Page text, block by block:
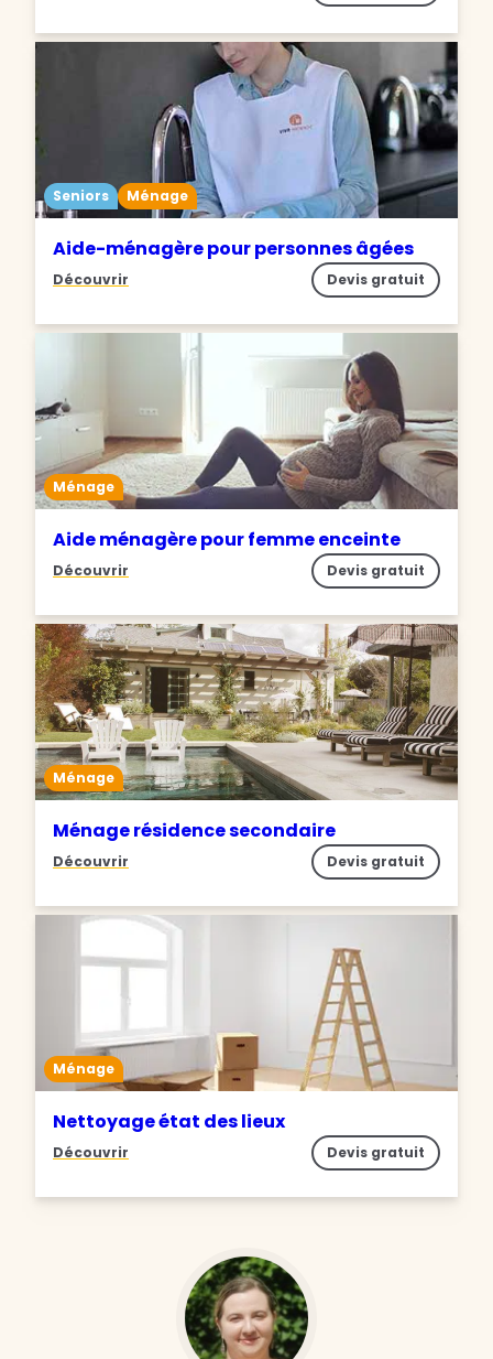
Seniors Ménage
Aide-ménagère pour personnes âgées
Découvrir Devis gratuit
Ménage
Aide ménagère pour femme enceinte
Découvrir Devis gratuit
Ménage
Ménage résidence secondaire
Découvrir Devis gratuit
Ménage
Nettoyage état des lieux
Découvrir Devis gratuit